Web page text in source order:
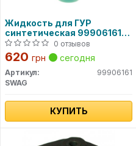
Жидкость для ГУР
синтетическая 99906161
SWAG
0 отзывов
620 грн сегодня
Артикул:
99906161
SWAG
КУПИТЬ